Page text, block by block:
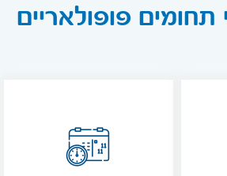
פופולאריים